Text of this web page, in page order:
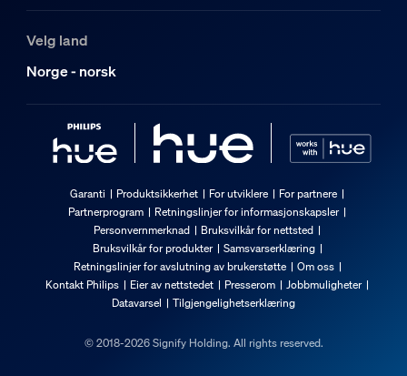
Velg land
Norge - norsk
Garanti Produktsikkerhet For utviklere
For partnere
Partnerprogram
Retningslinjer for informasjonskapsler
Personvernmerknad
Bruksvilkår for nettsted
Bruksvilkår for produkter
Samsvarserklæring
Retningslinjer for avslutning av brukerstøtte
Om oss
Kontakt Philips
Eier av nettstedet Presserom
Jobbmuligheter
Datavarsel
Tilgjengelighetserklæring
© 2018-2026 Signify Holding. All rights reserved.